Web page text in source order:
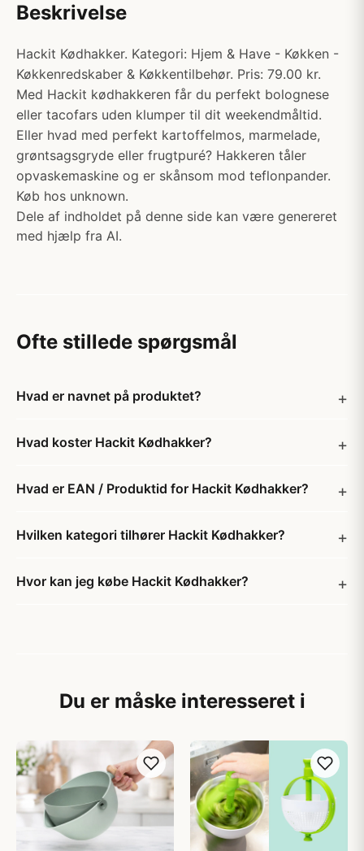
Beskrivelse
Hackit Kødhakker. Kategori: Hjem & Have - Køkken -
Køkkenredskaber & Køkkentilbehør. Pris: 79.00 kr.
Med Hackit kødhakkeren får du perfekt bolognese
eller tacofars uden klumper til dit weekendmåltid.
Eller hvad med perfekt kartoffelmos, marmelade,
grøntsagsgryde eller frugtpuré? Hakkeren tåler
opvaskemaskine og er skånsom mod teflonpander.
Køb hos unknown.
Dele af indholdet på denne side kan være genereret
med hjælp fra AI.
Ofte stillede spørgsmål
Hvad er navnet på produktet?
Hvad koster Hackit Kødhakker?
Hvad er EAN / Produktid for Hackit Kødhakker?
Hvilken kategori tilhører Hackit Kødhakker?
Hvor kan jeg købe Hackit Kødhakker?
Du er måske interesseret i